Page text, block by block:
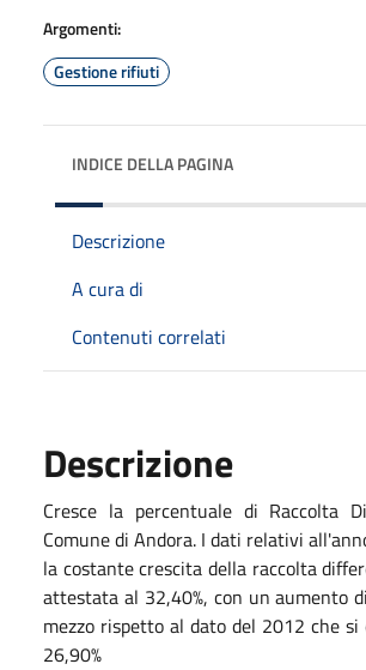
Argomenti:
Gestione rifiuti
INDICE DELLA PAGINA
Descrizione
A cura di
Contenuti correlati
Descrizione
Cresce la percentuale di Raccolta
Comune di Andora. I dati relativi
la costante crescita della raccolta
attestata al 32,40%, con un aumento
mezzo rispetto al dato del 2012 che
26,90%